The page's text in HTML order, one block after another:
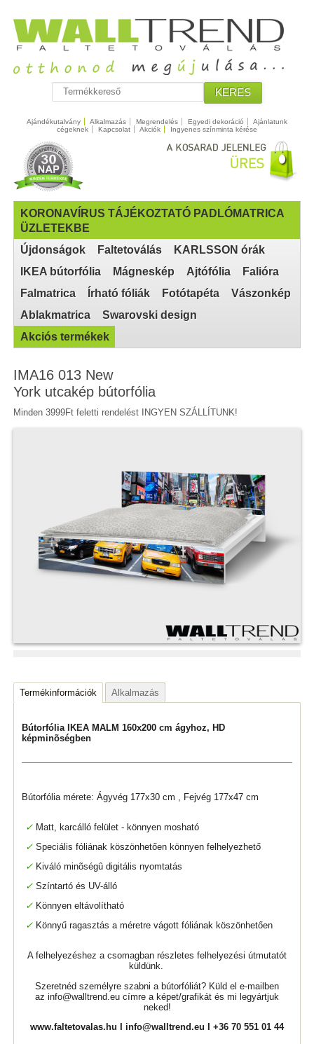
KERES
Ajándékutalvány Alkalmazás Megrendelés Egyedi dekoráció
Ajánlatunk
cégeknek
Kapcsolat Akciók Ingyenes színminta kérése
KORONAVÍRUS TÁJÉKOZTATÓ PADLÓMATRICA
ÜZLETEKBE
Újdonságok
Faltetoválás
KARLSSON órák
IKEA bútorfólia
Mágneskép Ajtófólia
Falióra
Falmatrica
Írható fóliák Fotótapéta
Vászonkép
Ablakmatrica
Swarovski design
Akciós termékek
IMA16 013 New
York utcakép bútorfólia
Minden 3999Ft feletti rendelést INGYEN SZÁLLÍTUNK!
Termékinformációk Alkalmazás
Bútorfólia IKEA MALM 160x200 cm ágyhoz, HD
képminõségben
Bútorfólia mérete: Ágyvég 177x30 cm , Fejvég 177x47 cm
✓ Matt, karcálló felület - könnyen mosható
✓ Speciális fóliának köszönhetően könnyen felhelyezhető
✓ Kiváló minõségû digitális nyomtatás
✓ Színtartó és UV-álló
✓ Könnyen eltávolítható
✓ Könnyű ragasztás a méretre vágott fóliának köszönhetően
A felhelyezéshez a csomagban részletes felhelyezési útmutatót
küldünk.
Szeretnéd személyre szabni a bútorfóliát? Küld el e-mailben
az info@walltrend.eu címre a képet/grafikát és mi legyártjuk
neked!
www.faltetovalas.hu I info@walltrend.eu I +36 70 551 01 44